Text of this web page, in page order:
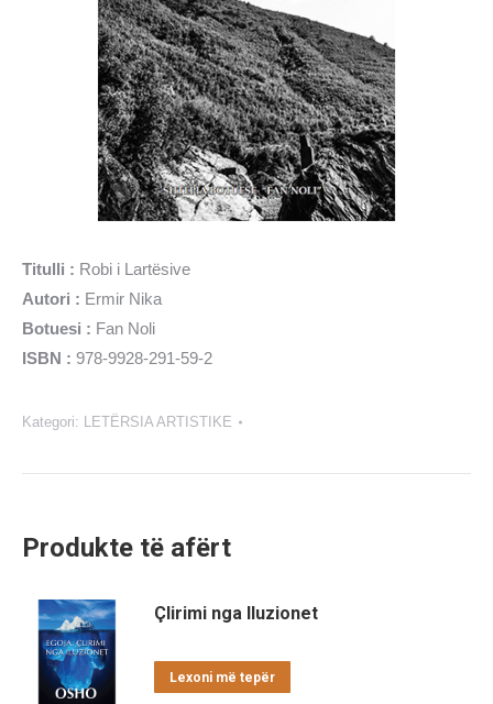
Titulli : Robi i Lartësive
Autori : Ermir Nika
Botuesi : Fan Noli
ISBN : 978-9928-291-59-2
Kategori: LETËRSIA ARTISTIKE
Produkte të afërt
Çlirimi nga Iluzionet
Lexoni më tepër